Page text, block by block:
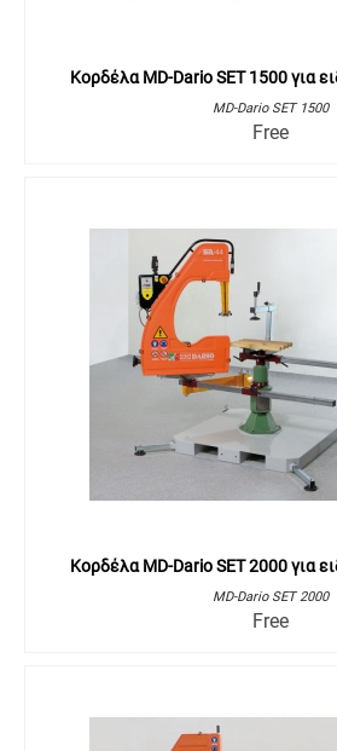
Κορδέλα MD-Dario SET 1500 για
MD-Dario SET 1500
Free
Κορδέλα MD-Dario SET 2000 για
MD-Dario SET 2000
Free